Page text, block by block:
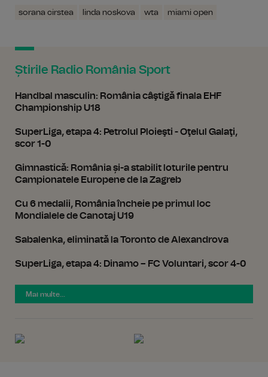
sorana cirstea linda noskova wta miami open
Știrile Radio România Sport
Handbal masculin: România câştigă finala EHF
Championship U18
SuperLiga, etapa 4: Petrolul Ploieşti - Oţelul Galaţi,
scor 1-0
Gimnastică: România și-a stabilit loturile pentru
Campionatele Europene de la Zagreb
Cu 6 medalii, România încheie pe primul loc
Mondialele de Canotaj U19
Sabalenka, eliminată la Toronto de Alexandrova
SuperLiga, etapa 4: Dinamo – FC Voluntari, scor 4-0
Mai multe...